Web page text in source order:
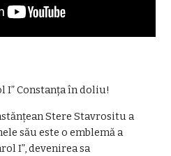
I” Constanța în doliu!
Stere Stavrositu a
său este o emblemă a
I”, devenirea sa